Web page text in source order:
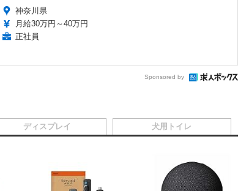
神奈川県
月給30万円～40万円
正社員
Sponsored by
ディスプレイ 犬用トイレ